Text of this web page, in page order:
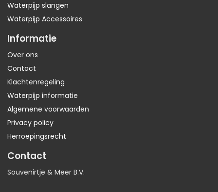
Waterpijp slangen
Waterpijp Accessoires
Informatie
Over ons
Contact
Klachtenregeling
Waterpijp informatie
Algemene voorwaarden
Privacy policy
Herroepingsrecht
Contact
Souvenirtje & Meer B.V.